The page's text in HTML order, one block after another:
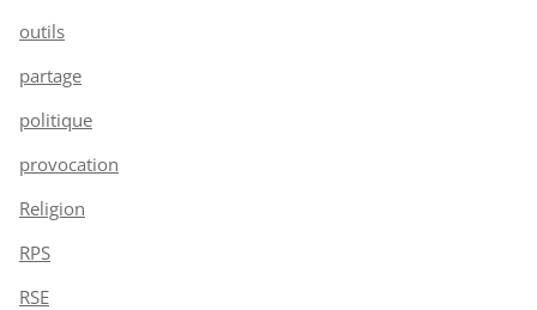
outils
partage
politique
provocation
Religion
RPS
RSE